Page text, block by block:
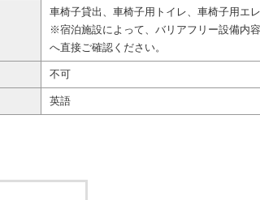
車椅子貸出、車椅子用トイレ、車椅子用エ
※宿泊施設によって、バリアフリー設備内
へ直接ご確認ください。
不可
英語